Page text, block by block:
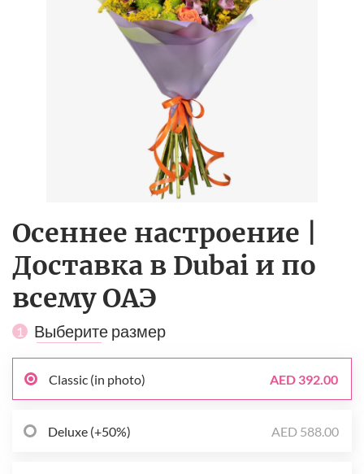
Осеннее настроение |
Доставка в Dubai и по
всему ОАЭ
1 Выберите размер
Classic (in photo) AED 392.00
Deluxe (+50%) AED 588.00